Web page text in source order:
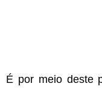
É por meio deste